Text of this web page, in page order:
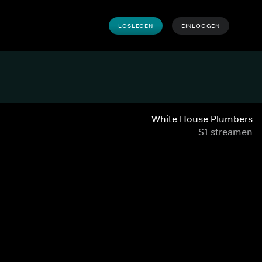
LOSLEGEN EINLOGGEN
White House Plumbers
S1 streamen